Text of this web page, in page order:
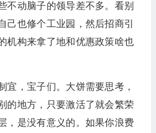
不动脑子的领导差不多。看别
己也修个工业园，然后招商引
机构来拿了地和优惠政策啥也
宜，宝子们。大饼需要思考，
的地方，只要激活了就会繁荣
，是没有意义的。如果你浪费